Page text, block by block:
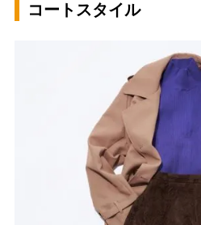
コートスタイル